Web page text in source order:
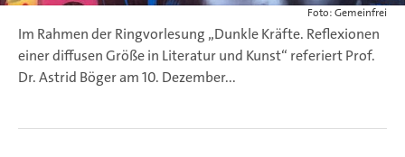
Foto: Gemeinfrei
Im Rahmen der Ringvorlesung „Dunkle Kräfte. Reflexionen
einer diffusen Größe in Literatur und Kunst“ referiert Prof.
Dr. Astrid Böger am 10. Dezember...